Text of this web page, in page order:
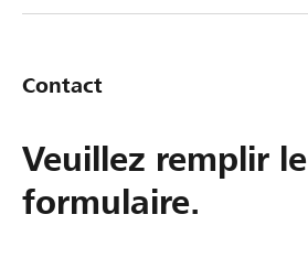
Contact
Veuillez remplir le
formulaire.